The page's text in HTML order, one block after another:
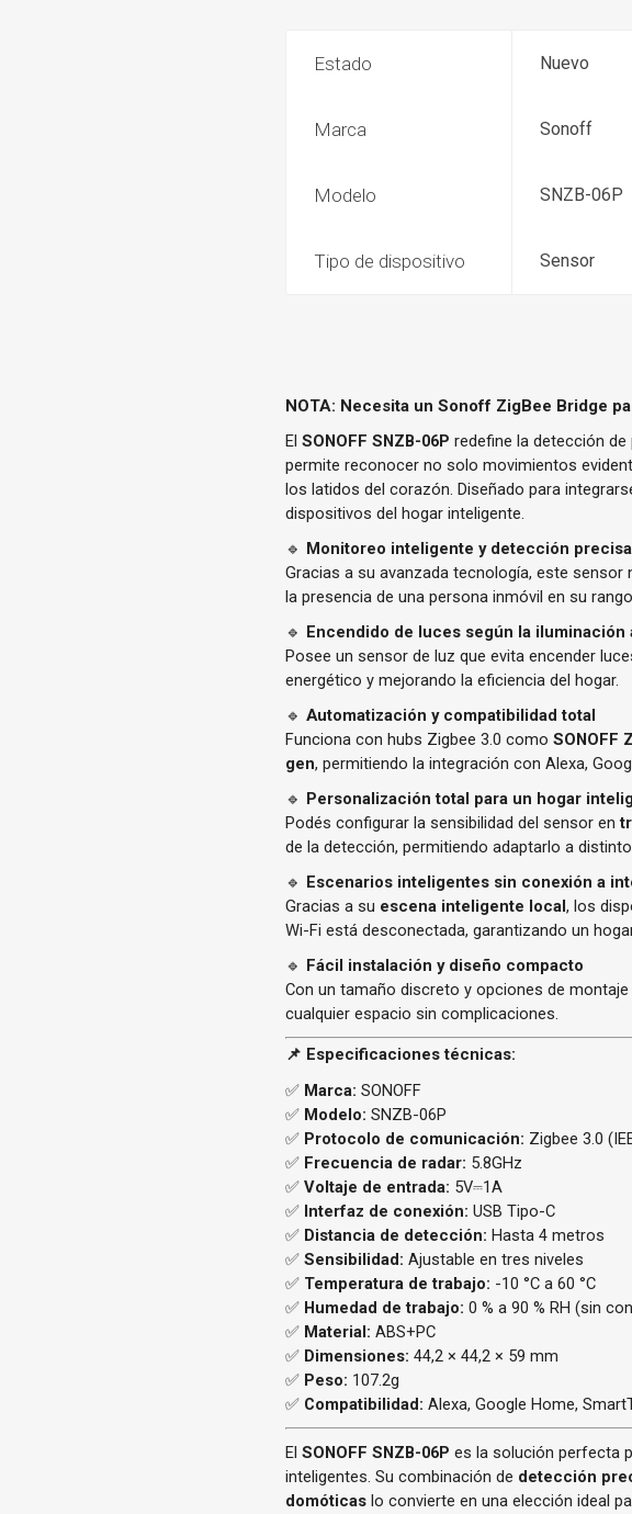
Estado Nuevo
Marca Sonoff
Modelo SNZB-06P
Tipo de dispositivo Sensor
NOTA: Necesita un Sonoff ZigBee Bridge
ElSONOFF SNZB-06P redefine la detección
permite reconocer no solo movimientos
los latidos del corazón. Diseñado para
dispositivos del hogar inteligente.
🔹 Monitoreo inteligente y detección precisa
Gracias a su avanzada tecnología, este
la presencia de una persona inmóvil en su
🔹 Encendido de luces según la iluminación
Posee un sensor de luz que evita encender
energético y mejorando la eficiencia del hogar.
🔹Automatización y compatibilidad total
Funciona con hubs Zigbee 3.0 comoSONOFF
gen, permitiendo la integración con Alexa,
🔹 Personalización total para un hogar
Podés configurar la sensibilidad del sensor en
de la detección, permitiendo adaptarlo a
🔹 Escenarios inteligentes sin conexión a
Gracias a su escena inteligente local, los
Wi-Fi está desconectada, garantizando un
🔹 Fácil instalación y diseño compacto
Con un tamaño discreto y opciones de
cualquier espacio sin complicaciones.
📌 Especificaciones técnicas:
✅ Marca: SONOFF
✅ Modelo: SNZB-06P
✅ Protocolo de comunicación: Zigbee 3.0
✅ Frecuencia de radar: 5.8GHz
✅Voltaje de entrada: 5V⎓1A
✅ Interfaz de conexión: USB Tipo-C
✅ Distancia de detección: Hasta 4 metros
✅Sensibilidad: Ajustable en tres niveles
✅ Temperatura de trabajo: -10 °C a 60 °C
✅ Humedad de trabajo: 0 % a 90 % RH (sin
✅ Material: ABS+PC
✅ Dimensiones: 44,2 × 44,2 × 59 mm
✅ Peso: 107.2g
✅ Compatibilidad: Alexa, Google Home,
ElSONOFF SNZB-06P es la solución perfecta
inteligentes. Su combinación de detección
domóticas lo convierte en una elección ideal